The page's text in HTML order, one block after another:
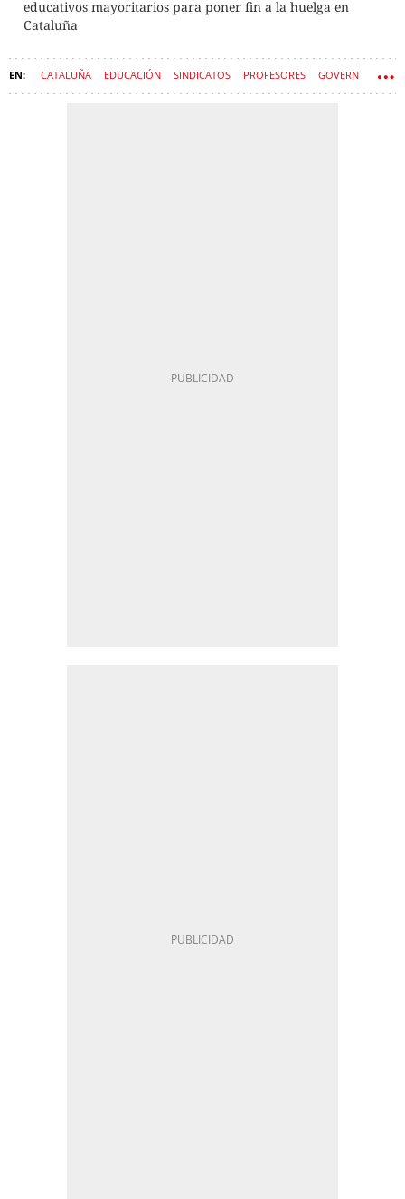
educativos mayoritarios para poner fin a la huelga en
Cataluña
CATALUÑA EDUCACIÓN SINDICATOS PROFESORES GOVERN